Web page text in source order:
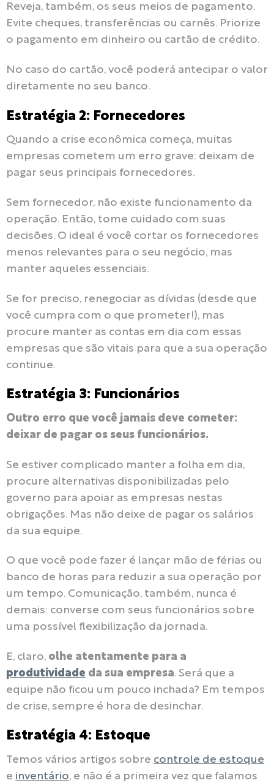
Reveja, também, os seus meios de pagamento.
Evite cheques, transferências ou carnês. Priorize
o pagamento em dinheiro ou cartão de crédito.
No caso do cartão, você poderá antecipar o valor
diretamente no seu banco.
Estratégia 2: Fornecedores
Quando a crise econômica começa, muitas
empresas cometem um erro grave: deixam de
pagar seus principais fornecedores.
Sem fornecedor, não existe funcionamento da
operação. Então, tome cuidado com suas
decisões. O ideal é você cortar os fornecedores
menos relevantes para o seu negócio, mas
manter aqueles essenciais.
Se for preciso, renegociar as dívidas (desde que
você cumpra com o que prometer!), mas
procure manter as contas em dia com essas
empresas que são vitais para que a sua operação
continue.
Estratégia 3: Funcionários
Outro erro que você jamais deve cometer:
deixar de pagar os seus funcionários.
Se estiver complicado manter a folha em dia,
procure alternativas disponibilizadas pelo
governo para apoiar as empresas nestas
obrigações. Mas não deixe de pagar os salários
da sua equipe.
O que você pode fazer é lançar mão de férias ou
banco de horas para reduzir a sua operação por
um tempo. Comunicação, também, nunca é
demais: converse com seus funcionários sobre
uma possível flexibilização da jornada.
E, claro, olhe atentamente para a
produtividade da sua empresa. Será que a
equipe não ficou um pouco inchada? Em tempos
de crise, sempre é hora de desinchar.
Estratégia 4: Estoque
Temos vários artigos sobre controle de estoque
e inventário, e não é a primeira vez que falamos